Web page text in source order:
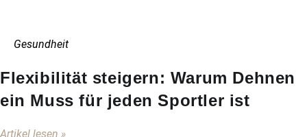
Gesundheit
Flexibilität steigern: Warum Dehnen
ein Muss für jeden Sportler ist
Artikel lesen »